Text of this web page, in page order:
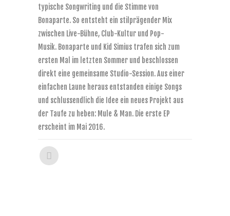
typische Songwriting und die Stimme von
Bonaparte. So entsteht ein stilprägender Mix
zwischen Live-Bühne, Club-Kultur und Pop-
Musik. Bonaparte und Kid Simius trafen sich zum
ersten Mal im letzten Sommer und beschlossen
direkt eine gemeinsame Studio-Session. Aus einer
einfachen Laune heraus entstanden einige Songs
und schlussendlich die Idee ein neues Projekt aus
der Taufe zu heben: Mule & Man. Die erste EP
erscheint im Mai 2016.